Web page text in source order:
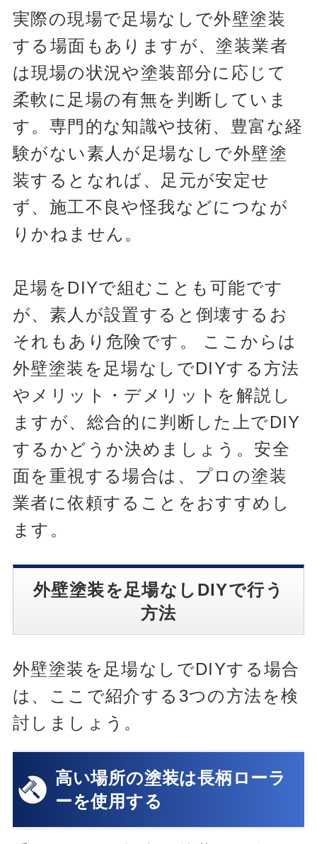
実際の現場で足場なしで外壁塗装
する場面もありますが、塗装業者
は現場の状況や塗装部分に応じて
柔軟に足場の有無を判断していま
す。専門的な知識や技術、豊富な経
験がない素人が足場なしで外壁塗
装するとなれば、足元が安定せ
ず、施工不良や怪我などにつなが
りかねません。
足場をDIYで組むことも可能です
が、素人が設置すると倒壊するお
それもあり危険です。 ここからは
外壁塗装を足場なしでDIYする方法
やメリット・デメリットを解説し
ますが、総合的に判断した上でDIY
するかどうか決めましょう。安全
面を重視する場合は、プロの塗装
業者に依頼することをおすすめし
ます。
外壁塗装を足場なしDIYで行う
方法
外壁塗装を足場なしでDIYする場合
は、ここで紹介する3つの方法を検
討しましょう。
高い場所の塗装は長柄ローラ
ーを使用する